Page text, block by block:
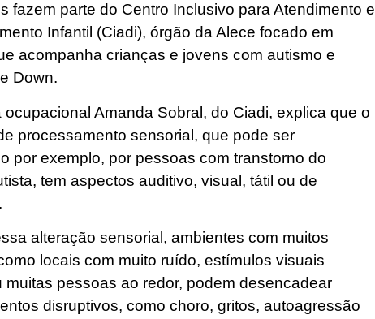
fazem parte do Centro Inclusivo para Atendimento e
Infantil (Ciadi), órgão da Alece focado em
acompanha crianças e jovens com autismo e
Down.
ocupacional Amanda Sobral, do Ciadi, explica que o
processamento sensorial, que pode ser
por exemplo, por pessoas com transtorno do
tem aspectos auditivo, visual, tátil ou de
alteração sensorial, ambientes com muitos
locais com muito ruído, estímulos visuais
muitas pessoas ao redor, podem desencadear
disruptivos, como choro, gritos, autoagressão